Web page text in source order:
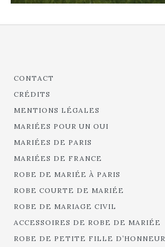
CONTACT
CRÉDITS
MENTIONS LÉGALES
MARIÉES POUR UN OUI
MARIÉES DE PARIS
MARIÉES DE FRANCE
ROBE DE MARIÉE À PARIS
ROBE COURTE DE MARIÉE
ROBE DE MARIAGE CIVIL
ACCESSOIRES DE ROBE DE MARIÉE
ROBE DE PETITE FILLE D’HONNEUR